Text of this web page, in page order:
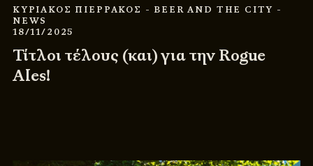
ΚΥΡΙΑΚΟΣ ΠΙΕΡΡΑΚΟΣ - BEER AND THE CITY -
NEWS
18/11/2025
Τίτλοι τέλους (και) για την Rogue
Ales!